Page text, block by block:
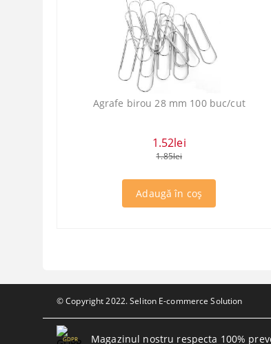
Agrafe birou 28 mm 100 buc/cut
1.52lei
1.85lei
© Copyright 2022. Seliton E-commerce Solution
GDPR Magazinul nostru respecta 100%